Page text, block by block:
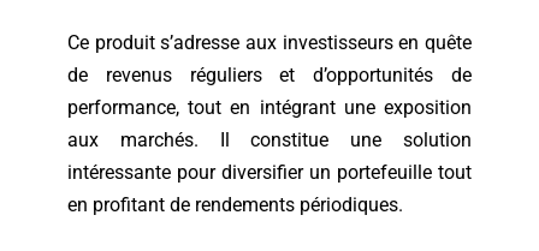
Ce produit s’adresse aux investisseurs en quête
de revenus réguliers et d’opportunités de
performance, tout en intégrant une exposition
aux marchés. Il constitue une solution
intéressante pour diversifier un portefeuille tout
en profitant de rendements périodiques.